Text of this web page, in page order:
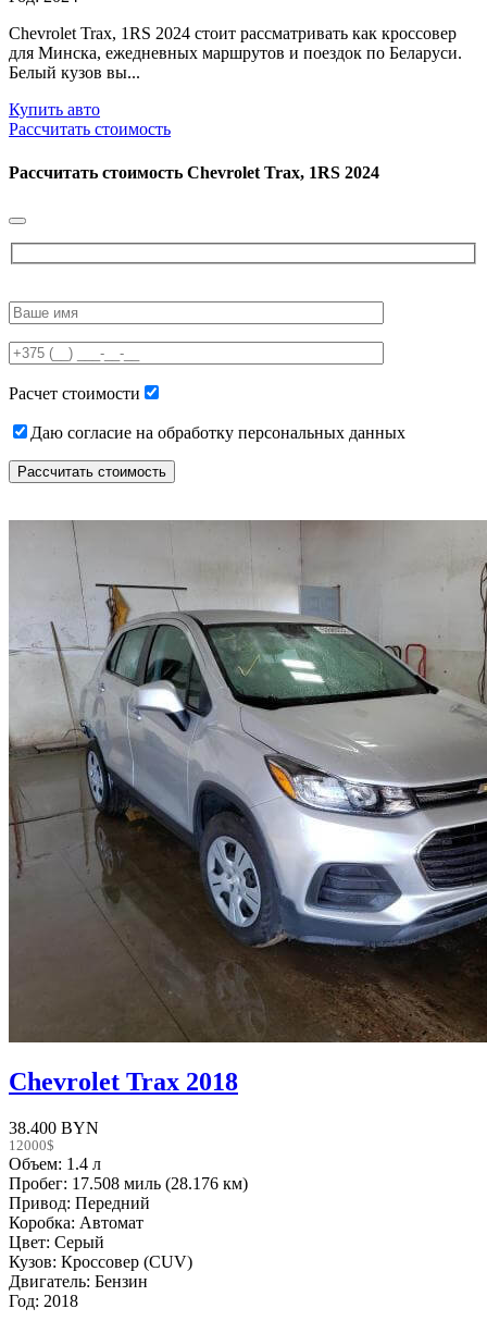
Chevrolet Trax, 1RS 2024 стоит рассматривать как кроссовер
для Минска, ежедневных маршрутов и поездок по Беларуси.
Белый кузов вы...
Купить авто
Рассчитать стоимость
Рассчитать стоимость Chevrolet Trax, 1RS 2024
leave
field
empty.
Расчет стоимости
Даю согласие на обработку персональных данных
Chevrolet Trax 2018
38.400 BYN
12000$
Объем: 1.4 л
Пробег: 17.508 миль (28.176 км)
Привод: Передний
Коробка: Автомат
Цвет: Серый
Кузов: Кроссовер (CUV)
Двигатель: Бензин
Год: 2018